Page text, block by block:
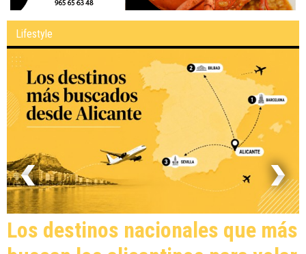
Lifestyle
Los destinos nacionales que más